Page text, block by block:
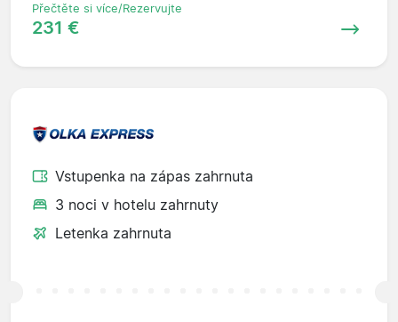
Přečtěte si více/Rezervujte
231 €
Vstupenka na zápas zahrnuta
3 noci v hotelu zahrnuty
Letenka zahrnuta